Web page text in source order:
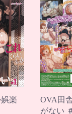
楽
OVA田
がない